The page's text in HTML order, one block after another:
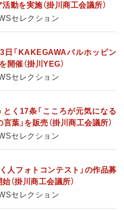
活動を実施（掛川商工会議所）
セレクション
日「KAKEGAWAバルホッピン
開催（掛川YEG）
セレクション
とく17条「こころが元気になる
言葉」を販売（掛川商工会議所）
セレクション
く人フォトコンテスト」の作品募
（掛川商工会議所）
セレクション